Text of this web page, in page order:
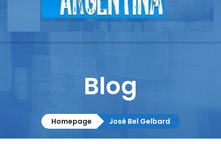
Columnistas
Contacto
Blog
Homepage José Bel Gelbard